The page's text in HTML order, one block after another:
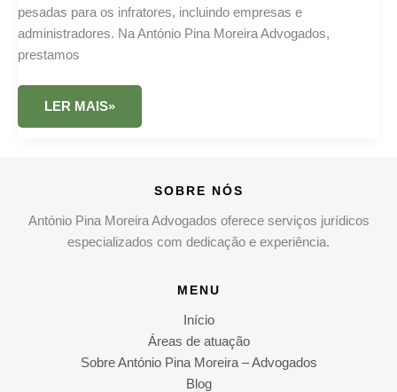
pesadas para os infratores, incluindo empresas e
administradores. Na António Pina Moreira Advogados,
prestamos
CRIMES
E
E
APOIO
JURÍDICO
LER MAIS»
SOBRE NÓS
António Pina Moreira Advogados oferece serviços jurídicos
especializados com dedicação e experiência.
MENU
Início
Áreas de atuação
Sobre António Pina Moreira – Advogados
Blog